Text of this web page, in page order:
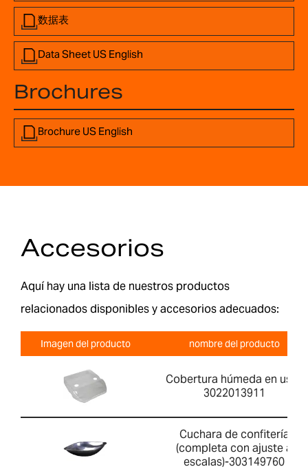
Brochures
Brochure US English
数据表
Data Sheet US English
Accesorios
Aquí hay una lista de nuestros productos
relacionados disponibles y accesorios adecuados:
Imagen del producto nombre del producto
Cobertura húmeda en uso-
3022013911
Cuchara de confitería
(completa con ajuste a
escalas)-303149760